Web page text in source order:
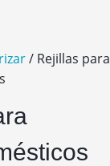
/ Rejillas para